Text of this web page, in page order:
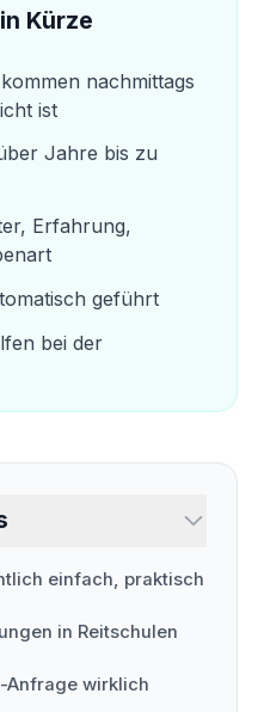
Kürze
nachmittags
ist
Jahre bis zu
Erfahrung,
geführt
bei der
einfach, praktisch
in Reitschulen
Anfrage wirklich